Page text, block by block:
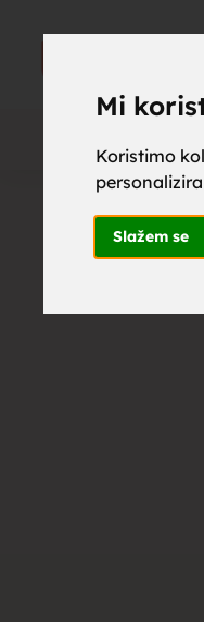
Mi
Koristimo
Slažem se